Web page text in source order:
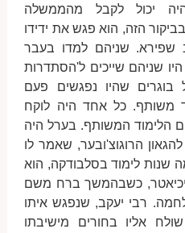
יכול לקבל מהממשלה
הזה, הוא פגש את ידידו
שפירא. שניהם למדו בעבר
שניהם שייכים ל'הסתדרות
בוגרים שהיו נפגשים פעם
משותף. כל אחד היה לוקח
הלימוד המשותף. בערל היה
הרוגוצ'ובער, שאמר לו
שנות לימוד בסלבודקה, הוא
כשבהמשך ברח משם
רבי יעקב, שנפגש איתו
אליו בחורים מישיבתו